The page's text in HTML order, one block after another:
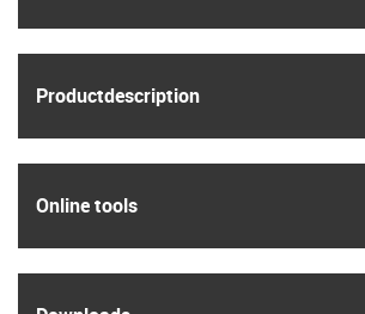
Product­description
Online tools